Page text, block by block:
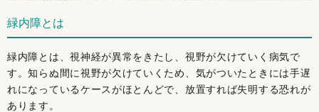
緑内障とは
緑内障とは、視神経が異常をきたし、視野が欠けていく病気で
す。知らぬ間に視野が欠けていくため、気がついたときには手遅
れになっているケースがほとんどで、放置すれば失明する恐れが
あります。